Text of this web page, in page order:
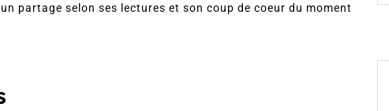
partage selon ses lectures et son coup de coeur du moment